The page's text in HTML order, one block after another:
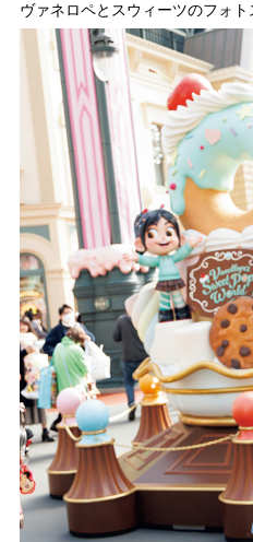
ヴァネロペとスウィーツのフォト